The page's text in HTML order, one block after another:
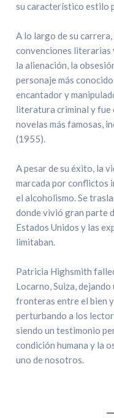
su característico estilo
A lo largo de su
convenciones literarias
la alienación, la
personaje más
encantador y
literatura criminal y fue
novelas más famosas,
(1955).
A pesar de su éxito, la
marcada por conflictos
el alcoholismo. Se
donde vivió gran parte
Estados Unidos y las
limitaban.
Patricia Highsmith
Locarno, Suiza,
fronteras entre el bien
perturbando a los
siendo un testimonio
condición humana y la
uno de nosotros.